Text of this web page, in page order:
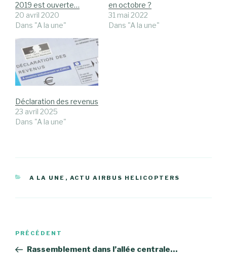
2019 est ouverte…
20 avril 2020
Dans "A la une"
en octobre ?
31 mai 2022
Dans "A la une"
Déclaration des revenus
23 avril 2025
Dans "A la une"
CATÉGORIES
A LA UNE , ACTU AIRBUS HELICOPTERS
Navigation
Article
précédent
PRÉCÉDENT
Rassemblement dans l’allée centrale…